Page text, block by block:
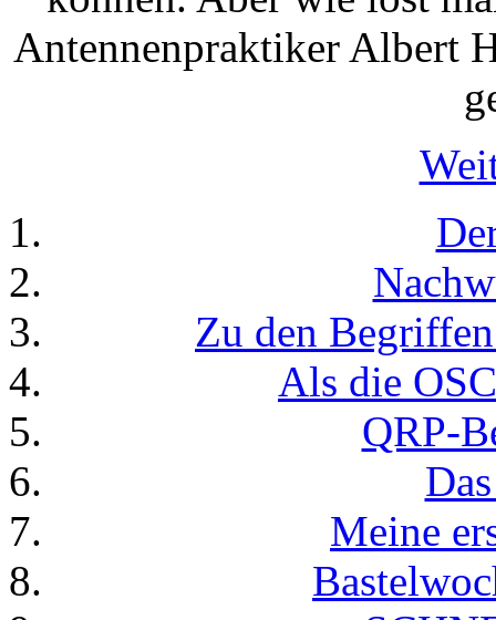
Antennenpraktiker Albert
Zu den
Als die
QRP-
Meine